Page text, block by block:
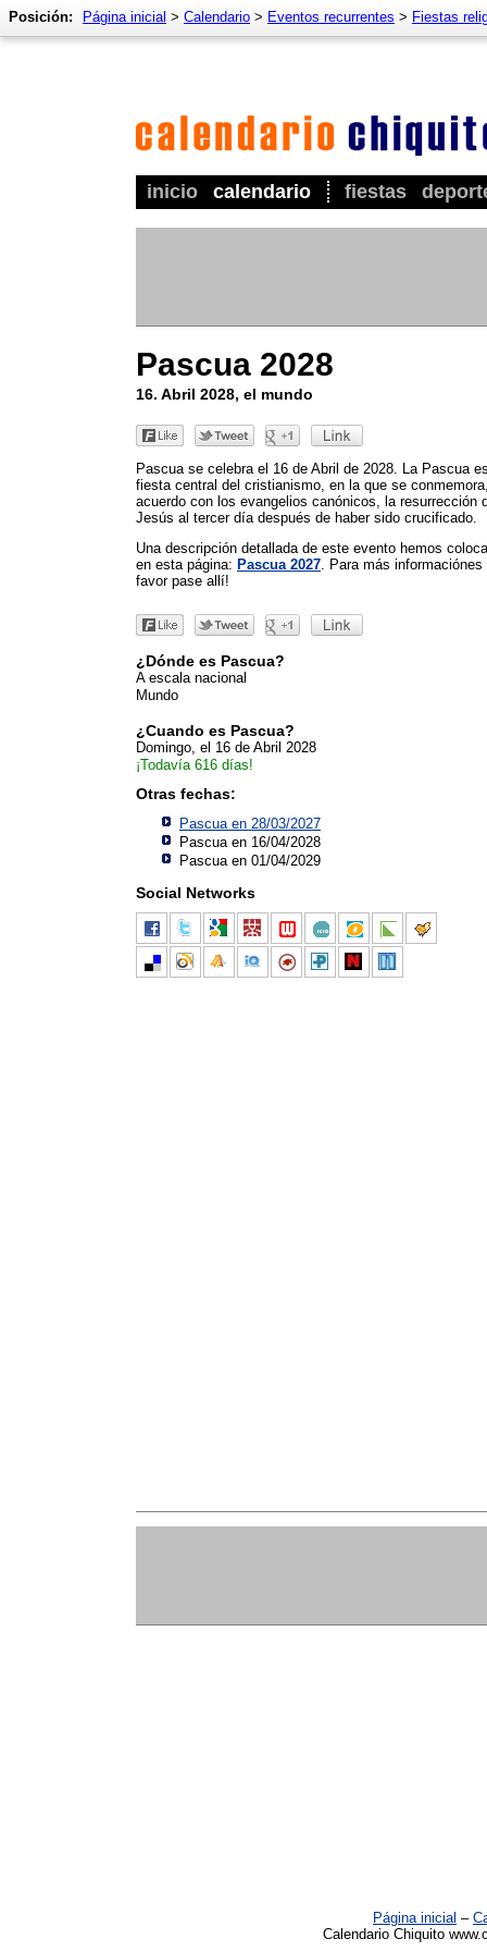
inicio calendario fiestas
Posición: Página inicial > Calendario > Eventos recurrentes > Fiestas
Pascua 2028
16. Abril 2028, el mundo
Pascua se celebra el 16 de Abril de 2028. La Pascua
fiesta central del cristianismo, en la que se
acuerdo con los evangelios canónicos, la resurrección
Jesús al tercer día después de haber sido crucificado.
Una descripción detallada de este evento hemos
en esta página: Pascua 2027 . Para más informaciónes
favor pase allí!
¿Dónde es Pascua?
A escala nacional
Mundo
¿Cuando es Pascua?
Domingo, el 16 de Abril 2028
¡Todavía 616 días!
Otras fechas:
Pascua en 28/03/2027
Pascua en 16/04/2028
Pascua en 01/04/2029
Social Networks
Página inicial –
Calendario Chiquito